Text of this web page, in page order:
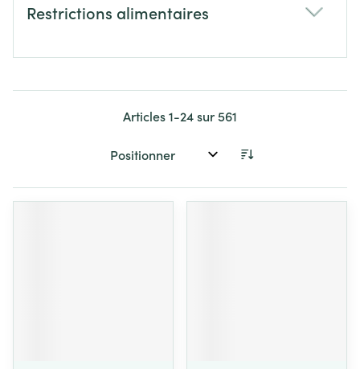
Restrictions alimentaires
Articles1-24sur561
Trier par: